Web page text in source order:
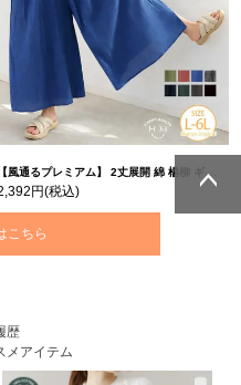
【風通るプレミアム】 2丈展開 綿 楊柳 ギャザー フレア スカンツ 【ウェストゴム】 | 大きいサイズの通販ならハッピーマリリン
円(税込)
こちら
歴
メアイテム